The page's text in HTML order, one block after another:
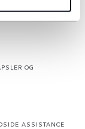
OG
ASSISTANCE